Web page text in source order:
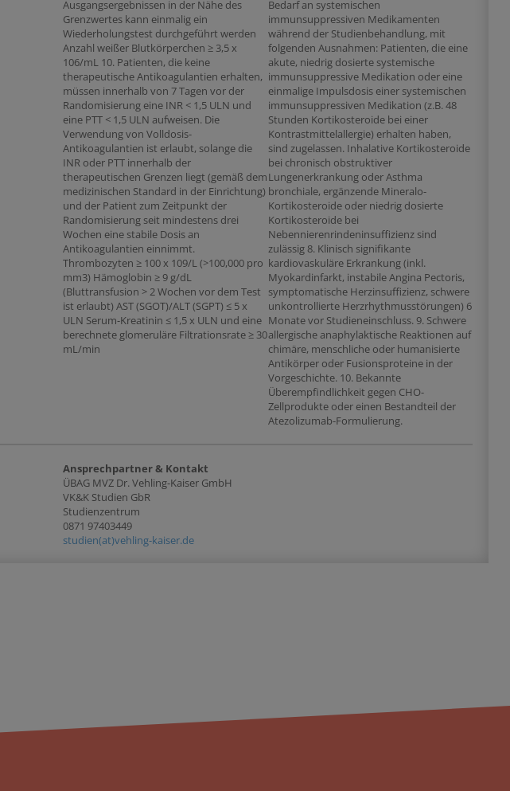
Ausgangsergebnissen in der Nähe des
Grenzwertes kann einmalig ein
Wiederholungstest durchgeführt werden
Anzahl weißer Blutkörperchen ≥ 3,5 x
106/mL 10. Patienten, die keine
therapeutische Antikoagulantien erhalten,
müssen innerhalb von 7 Tagen vor der
Randomisierung eine INR < 1,5 ULN und
eine PTT < 1,5 ULN aufweisen. Die
Verwendung von Volldosis-
Antikoagulantien ist erlaubt, solange die
INR oder PTT innerhalb der
therapeutischen Grenzen liegt (gemäß dem
medizinischen Standard in der Einrichtung)
und der Patient zum Zeitpunkt der
Randomisierung seit mindestens drei
Wochen eine stabile Dosis an
Antikoagulantien einnimmt.
Thrombozyten ≥ 100 x 109/L (>100,000 pro
mm3) Hämoglobin ≥ 9 g/dL
(Bluttransfusion > 2 Wochen vor dem Test
ist erlaubt) AST (SGOT)/ALT (SGPT) ≤ 5 x
ULN Serum-Kreatinin ≤ 1,5 x ULN und eine
berechnete glomeruläre Filtrationsrate ≥ 30
mL/min
Bedarf an systemischen
immunsuppressiven Medikamenten
während der Studienbehandlung, mit
folgenden Ausnahmen: Patienten, die eine
akute, niedrig dosierte systemische
immunsuppressive Medikation oder eine
einmalige Impulsdosis einer systemischen
immunsuppressiven Medikation (z.B. 48
Stunden Kortikosteroide bei einer
Kontrastmittelallergie) erhalten haben,
sind zugelassen. Inhalative Kortikosteroide
bei chronisch obstruktiver
Lungenerkrankung oder Asthma
bronchiale, ergänzende Mineralo-
Kortikosteroide oder niedrig dosierte
Kortikosteroide bei
Nebennierenrindeninsuffizienz sind
zulässig 8. Klinisch signifikante
kardiovaskuläre Erkrankung (inkl.
Myokardinfarkt, instabile Angina Pectoris,
symptomatische Herzinsuffizienz, schwere
unkontrollierte Herzrhythmusstörungen) 6
Monate vor Studieneinschluss. 9. Schwere
allergische anaphylaktische Reaktionen auf
chimäre, menschliche oder humanisierte
Antikörper oder Fusionsproteine in der
Vorgeschichte. 10. Bekannte
Überempfindlichkeit gegen CHO-
Zellprodukte oder einen Bestandteil der
Atezolizumab-Formulierung.
Ansprechpartner & Kontakt
ÜBAG MVZ Dr. Vehling-Kaiser GmbH
VK&K Studien GbR
Studienzentrum
0871 97403449
studien(at)vehling-kaiser.de